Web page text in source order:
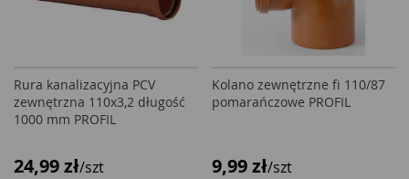
Rura kanalizacyjna PCV
zewnętrzna 110x3,2 długość
1000 mm PROFIL
24,99 zł/szt
Kolano zewnętrzne fi 110/87
pomarańczowe PROFIL
9,99 zł/szt